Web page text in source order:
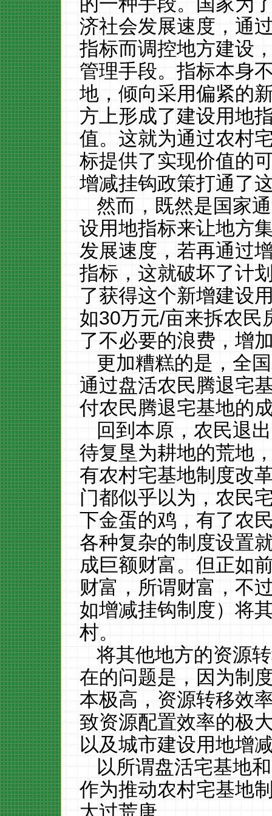
济社会发展速度，通
指标而调控地方建设
管理手段。指标本身
地，倾向采用偏紧的
方上形成了建设用地
值。这就为通过农村
标提供了实现价值的
增减挂钩政策打通了
然而，既然是国家
设用地指标来让地方
发展速度，若再通过
指标，这就破坏了计
了获得这个新增建设
如30万元/亩来拆农民
了不必要的浪费，增
更加糟糕的是，全
通过盘活农民腾退宅
付农民腾退宅基地的
回到本原，农民退
待复垦为耕地的荒地
有农村宅基地制度改
门都似乎以为，农民
下金蛋的鸡，有了农
各种复杂的制度设置
成巨额财富。但正如
财富，所谓财富，不
如增减挂钩制度）将
村。
将其他地方的资源
在的问题是，因为制
本极高，资源转移效
致资源配置效率的极
以及城市建设用地增
以所谓盘活宅基地
作为推动农村宅基地